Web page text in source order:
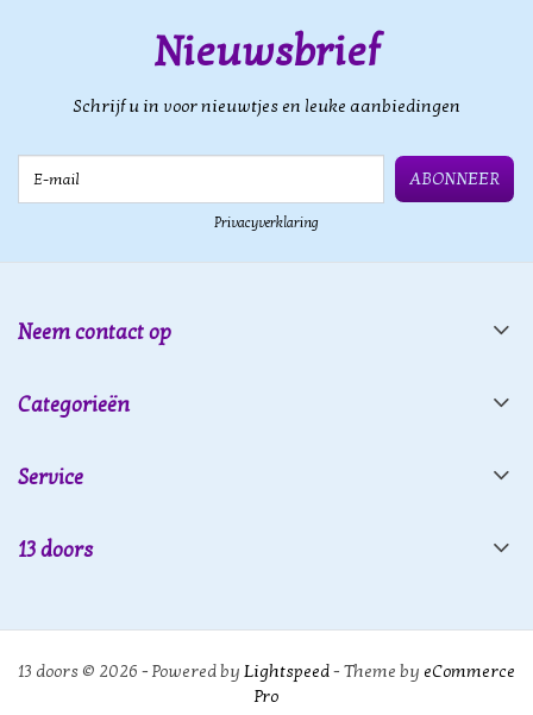
Nieuwsbrief
Schrijf u in voor nieuwtjes en leuke aanbiedingen
ABONNEER
Privacyverklaring
Neem contact op
Categorieën
Service
13 doors
13 doors © 2026 - Powered by Lightspeed- Theme by eCommerce
Pro